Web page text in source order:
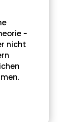
-
nicht